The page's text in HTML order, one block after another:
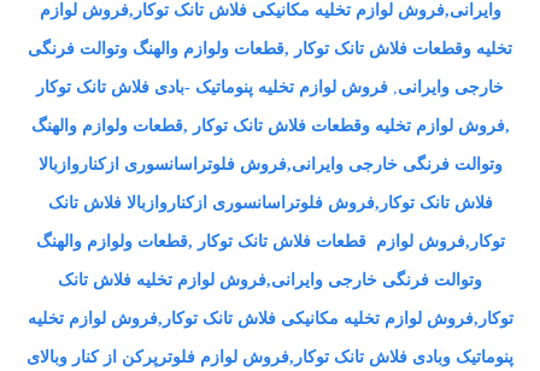
وایرانی,فروش لوازم تخلیه مکانیکی فلاش تانک توکار,فروش لوازم
تخلیه وقطعات فلاش تانک توکار ,قطعات ولوازم والهنگ وتوالت فرنگی
خارجی وایرانی, فروش لوازم تخلیه پنوماتیک -بادی فلاش تانک توکار
,فروش لوازم تخلیه وقطعات فلاش تانک توکار ,قطعات ولوازم والهنگ
وتوالت فرنگی خارجی وایرانی,فروش فلوتراسانسوری ازکناروازبالا
فلاش تانک توکار,فروش فلوتراسانسوری ازکناروازبالا فلاش تانک
توکار,فروش لوازم قطعات فلاش تانک توکار ,قطعات ولوازم والهنگ
وتوالت فرنگی خارجی وایرانی,فروش لوازم تخلیه فلاش تانک
توکار ,فروش لوازم تخلیه مکانیکی فلاش تانک توکار ,فروش لوازم تخلیه
پنوماتیک وبادی فلاش تانک توکار ,فروش لوازم فلوترپرکن از کنار وبالای